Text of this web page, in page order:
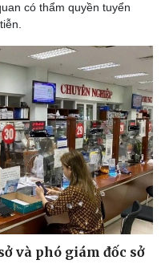
tô - Xe máy
Ô tô
Xe máy
Tư vấn
có thẩm quyền tuyển
và phó giám đốc sở